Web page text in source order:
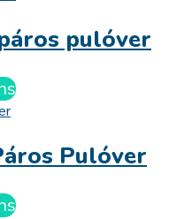
pulóver
Pulóver